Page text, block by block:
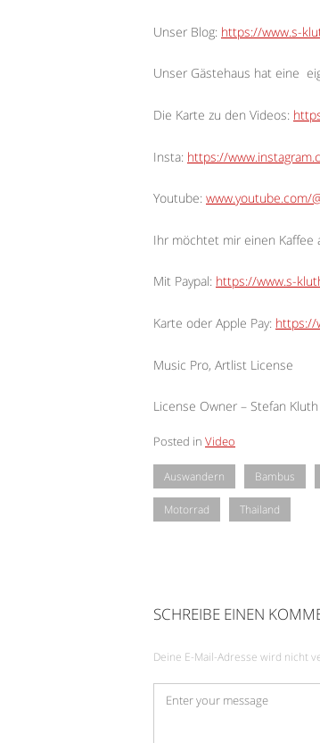
Unser Blog: https://www.s-
Unser Gästehaus hat eine
Die Karte zu den Videos:
Insta: https://
Youtube: www.youtube.com/
Ihr möchtet mir einen Kaffee
Mit Paypal: https://www.s-
Karte oder Apple Pay: https://
Music Pro, Artlist License
License Owner – Stefan
Posted in Video
Auswandern Bambus
Motorrad Thailand
SCHREIBE EINEN
Deine E-Mail-Adresse wird nicht
Kommentar